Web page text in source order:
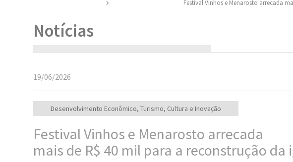
Festival Vinhos e Menarosto arrecada
Notícias
19/06/2026
Desenvolvimento Econômico, Turismo, Cultura e Inovação
Festival Vinhos e Menarosto arrecada
mais de R$ 40 mil para a reconstrução da